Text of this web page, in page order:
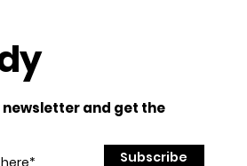
newsletter and get the
Subscribe